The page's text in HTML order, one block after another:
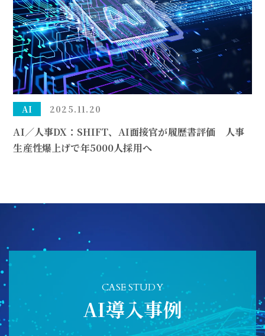
AI 2025.11.20
AI／人事DX：SHIFT、AI面接官が履歴書評価 人事
生産性爆上げで年5000人採用へ
CASE STUDY
AI導入事例